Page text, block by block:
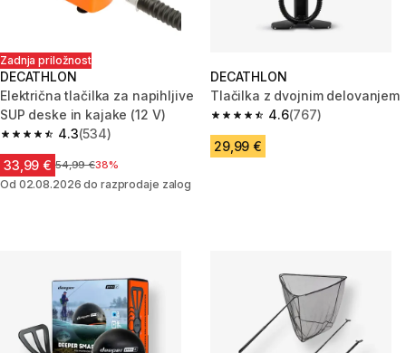
Zadnja priložnost
DECATHLON
Električna tlačilka za napihljive
SUP deske in kajake (12 V)
4.3
4.3 od 5 zvezdic from 534 ocene
(534)
33,99 € Cena pred znižanjem
54,99 €38%
Od 02.08.2026 do razprodaje zalog
DECATHLON
Tlačilka z dvojnim delovanjem
4.6
4.6 od 5 zvezdic from 767
(767)
29,99 €